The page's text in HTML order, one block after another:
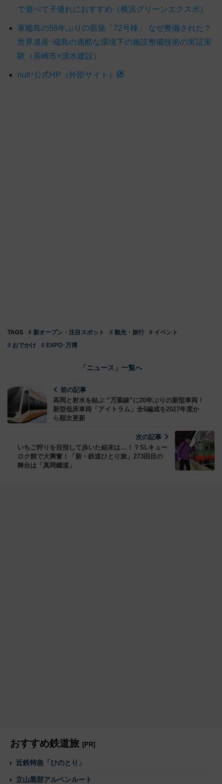
で遊べて子連れにおすすめ（横浜グリーンエクスポ）
軍艦島の56年ぶりの新築「72号棟」 なぜ整備された？
世界遺産･端島の過酷な環境下の施設整備技術の実証実
験（長崎市×清水建設）
null⁴公式HP（外部サイト）
TAGS # 新オープン・注目スポット # 観光・旅行
# イベント
# おでかけ
# EXPO･万博
「ニュース」一覧へ
前の記事
高岡と射水を結ぶ “万葉線”に20年ぶりの新型車両！
新型低床車両「アイトラム」全6編成を2027年度か
ら順次更新
次の記事
いちご狩りを目指して歩いた結末は…！？SLキュー
ロク館で大興奮！「新・鉄道ひとり旅」273回目の
舞台は「真岡鐵道」
おすすめ鉄道旅 [PR]
近鉄特急「ひのとり」
立山黒部アルペンルート